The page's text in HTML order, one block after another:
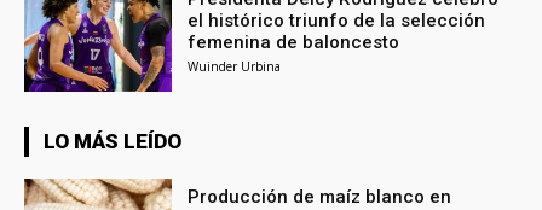
el histórico triunfo de la selección
femenina de baloncesto
Wuinder Urbina
LO MÁS LEÍDO
Producción de maíz blanco en